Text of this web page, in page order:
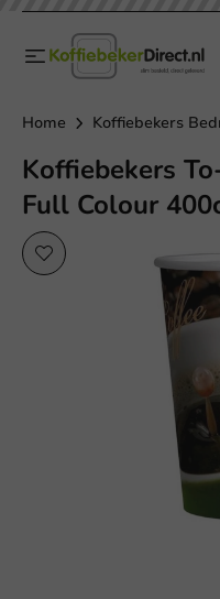
Home Koffiebekers
Koffiebekers
Full Colour